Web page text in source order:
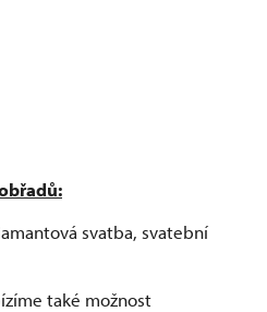
svatba, svatební
také možnost